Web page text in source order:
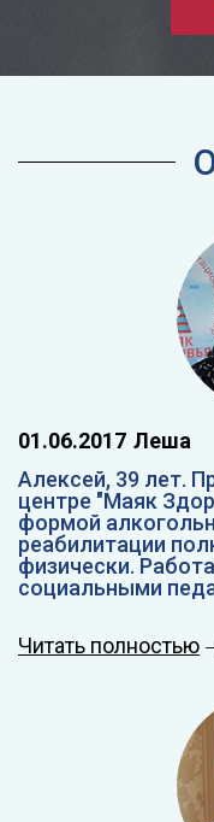
01.06.2017 Леша
Алексей, 39 лет.
центре "Маяк
формой
реабилитации
физически.
социальными
Читать полностью